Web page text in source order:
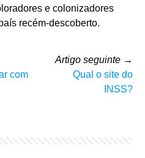
e colonizadores
recém-descoberto.
com
Artigo seguinte →
Qual o site do
INSS?